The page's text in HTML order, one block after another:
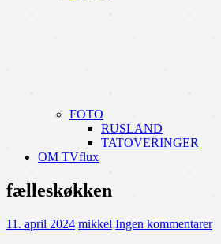
FOTO
RUSLAND
TATOVERINGER
OM TVflux
fælleskøkken
11. april 2024 mikkel Ingen kommentarer